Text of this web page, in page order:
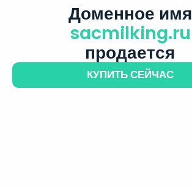
Доменное имя
sacmilking.ru
продается
КУПИТЬ СЕЙЧАС